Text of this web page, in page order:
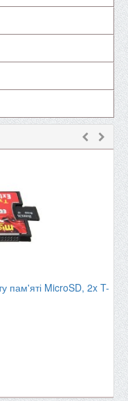
пам'яті MicroSD, 2x T-